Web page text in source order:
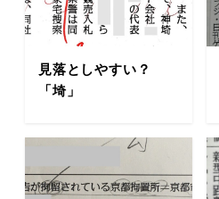
見落としやすい？
「埼」